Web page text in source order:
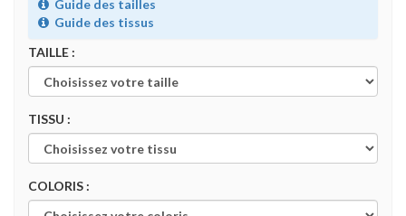
Guide des tailles
Guide des tissus
TAILLE :
TISSU :
COLORIS :